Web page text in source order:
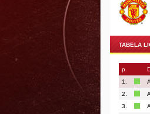
TABELA
p.
1.
2.
3.